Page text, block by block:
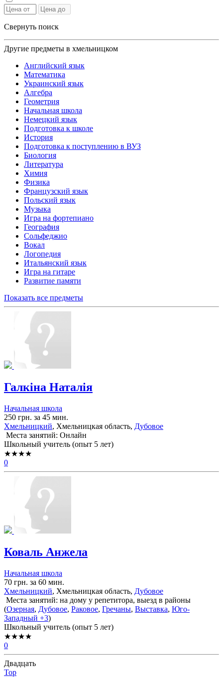
Свернуть поиск
Другие предметы в хмельницком
Английский язык
Математика
Украинский язык
Алгебра
Геометрия
Начальная школа
Немецкий язык
Подготовка к школе
История
Подготовка к поступлению в ВУЗ
Биология
Литература
Химия
Физика
Французский язык
Польский язык
Музыка
Игра на фортепиано
География
Сольфеджио
Вокал
Логопедия
Итальянский язык
Игра на гитаре
Развитие памяти
Показать все предметы
Галкіна Наталія
Начальная школа
250 грн. за 45 мин.
Хмельницкий, Хмельницкая область, Дубовое
Места занятий: Онлайн
Школьный учитель (опыт 5 лет)
★★★★
0
Коваль Анжела
Начальная школа
70 грн. за 60 мин.
Хмельницкий, Хмельницкая область, Дубовое
Места занятий: на дому у репетитора, выезд в районы
(Озерная, Дубовое, Раковое, Гречаны, Выставка, Юго-
Западный +3)
Школьный учитель (опыт 5 лет)
★★★★
0
Двадцать
Top